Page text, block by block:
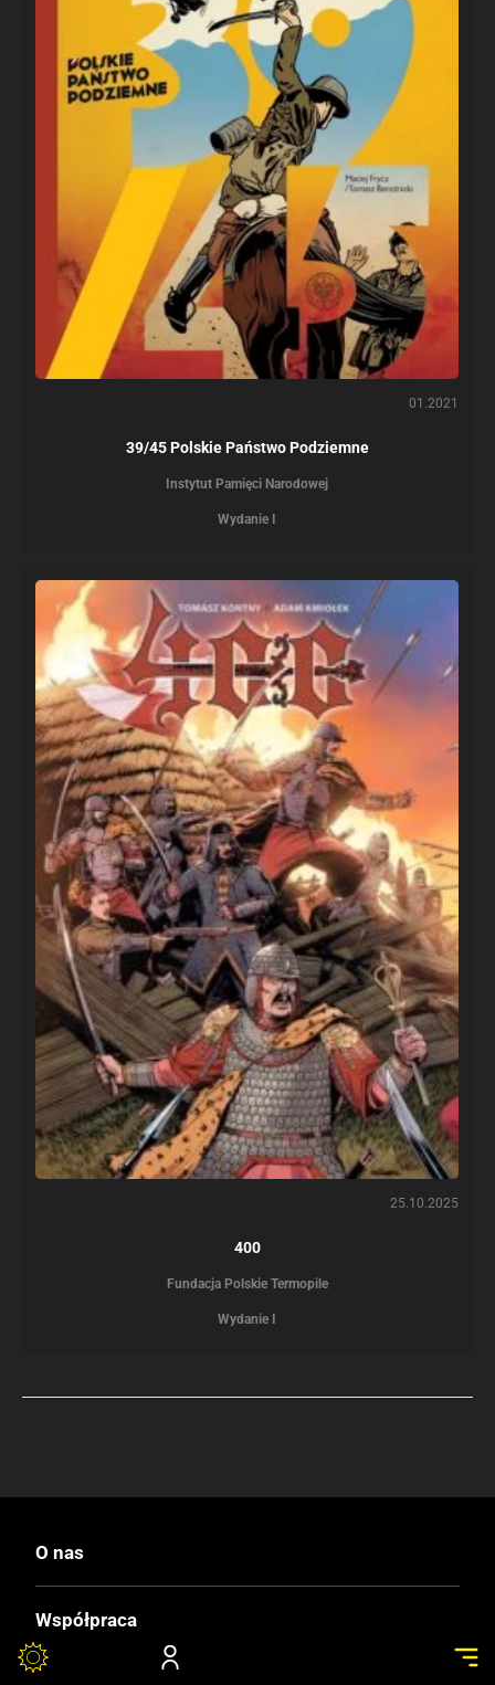
01.2021
39/45 Polskie Państwo Podziemne
Instytut Pamięci Narodowej
Wydanie I
25.10.2025
400
Fundacja Polskie Termopile
Wydanie I
O nas
Współpraca